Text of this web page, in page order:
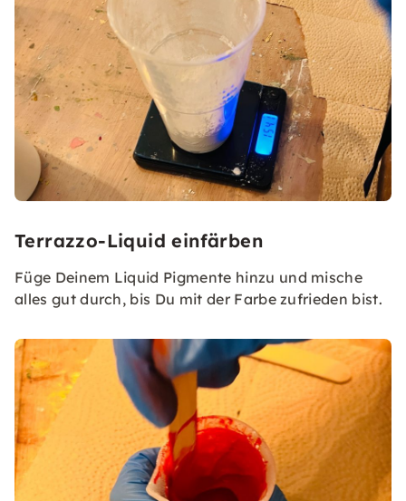
Terrazzo-Liquid einfärben
Füge Deinem Liquid Pigmente hinzu und mische
alles gut durch, bis Du mit der Farbe zufrieden bist.